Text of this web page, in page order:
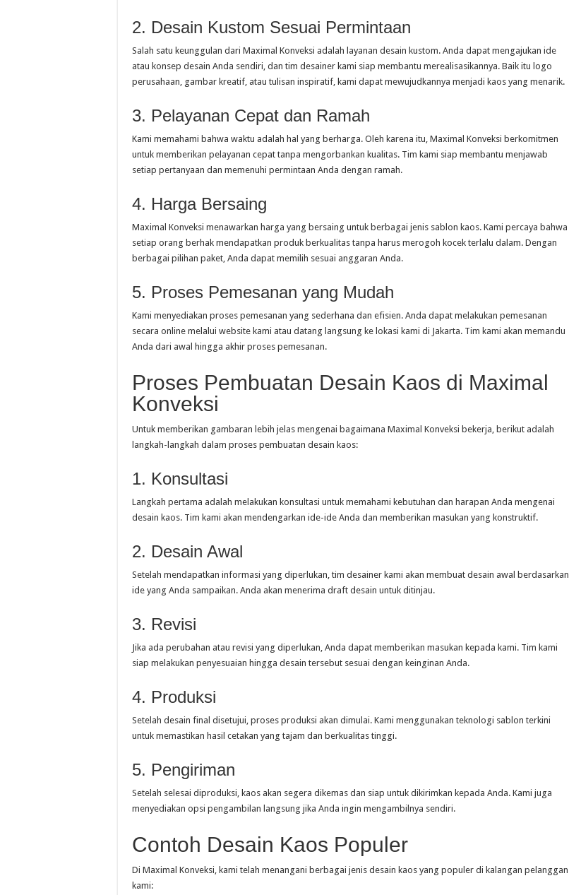
2. Desain Kustom Sesuai Permintaan
Salah satu keunggulan dari Maximal Konveksi adalah layanan desain kustom. Anda dapat mengajukan ide
atau konsep desain Anda sendiri, dan tim desainer kami siap membantu merealisasikannya. Baik itu logo
perusahaan, gambar kreatif, atau tulisan inspiratif, kami dapat mewujudkannya menjadi kaos yang menarik.
3. Pelayanan Cepat dan Ramah
Kami memahami bahwa waktu adalah hal yang berharga. Oleh karena itu, Maximal Konveksi berkomitmen
untuk memberikan pelayanan cepat tanpa mengorbankan kualitas. Tim kami siap membantu menjawab
setiap pertanyaan dan memenuhi permintaan Anda dengan ramah.
4. Harga Bersaing
Maximal Konveksi menawarkan harga yang bersaing untuk berbagai jenis sablon kaos. Kami percaya bahwa
setiap orang berhak mendapatkan produk berkualitas tanpa harus merogoh kocek terlalu dalam. Dengan
berbagai pilihan paket, Anda dapat memilih sesuai anggaran Anda.
5. Proses Pemesanan yang Mudah
Kami menyediakan proses pemesanan yang sederhana dan efisien. Anda dapat melakukan pemesanan
secara online melalui website kami atau datang langsung ke lokasi kami di Jakarta. Tim kami akan memandu
Anda dari awal hingga akhir proses pemesanan.
Proses Pembuatan Desain Kaos di Maximal
Konveksi
Untuk memberikan gambaran lebih jelas mengenai bagaimana Maximal Konveksi bekerja, berikut adalah
langkah-langkah dalam proses pembuatan desain kaos:
1. Konsultasi
Langkah pertama adalah melakukan konsultasi untuk memahami kebutuhan dan harapan Anda mengenai
desain kaos. Tim kami akan mendengarkan ide-ide Anda dan memberikan masukan yang konstruktif.
2. Desain Awal
Setelah mendapatkan informasi yang diperlukan, tim desainer kami akan membuat desain awal berdasarkan
ide yang Anda sampaikan. Anda akan menerima draft desain untuk ditinjau.
3. Revisi
Jika ada perubahan atau revisi yang diperlukan, Anda dapat memberikan masukan kepada kami. Tim kami
siap melakukan penyesuaian hingga desain tersebut sesuai dengan keinginan Anda.
4. Produksi
Setelah desain final disetujui, proses produksi akan dimulai. Kami menggunakan teknologi sablon terkini
untuk memastikan hasil cetakan yang tajam dan berkualitas tinggi.
5. Pengiriman
Setelah selesai diproduksi, kaos akan segera dikemas dan siap untuk dikirimkan kepada Anda. Kami juga
menyediakan opsi pengambilan langsung jika Anda ingin mengambilnya sendiri.
Contoh Desain Kaos Populer
Di Maximal Konveksi, kami telah menangani berbagai jenis desain kaos yang populer di kalangan pelanggan
kami: